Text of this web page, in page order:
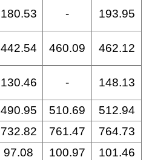
180.53 - 193.95
442.54 460.09 462.12
130.46 - 148.13
490.95 510.69
512.94
732.82 761.47
764.73
97.08 100.97
101.46